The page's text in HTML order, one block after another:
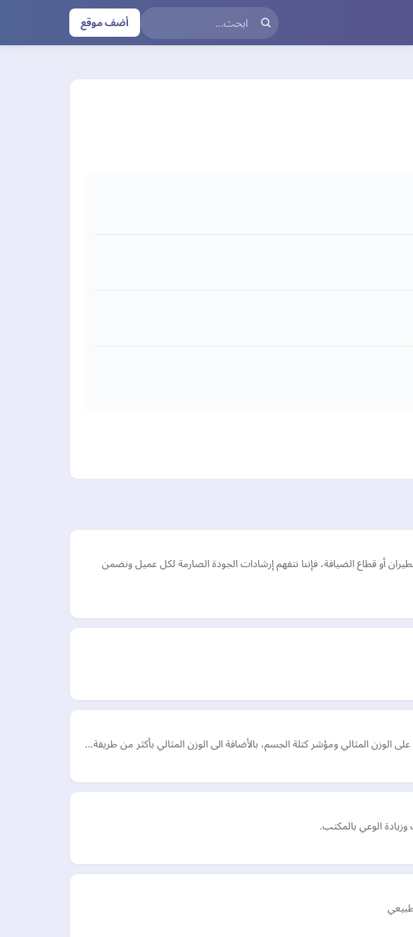
أضف موقع
أو قطاع الضيافة، فإننا نتفهم إرشادات الجودة الصارمة لكل عميل ونضمن
المثالي ومؤشر كتلة الجسم، بالأضافة الى الوزن المثالي بأكثر من طريقة…
الوعي بالمكتب.